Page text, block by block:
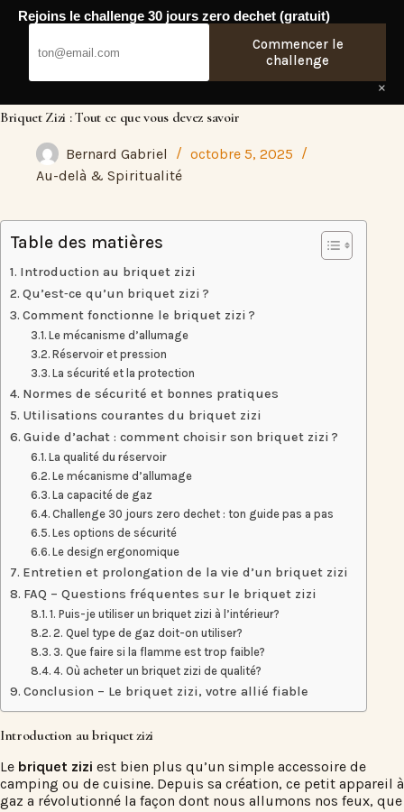
Passer
Briquet Zizi : Tout ce que vous devez savoir
Bernard Gabriel
octobre 5, 2025
Au-delà & Spiritualité
Table des matières
Introduction au briquet zizi
Qu’est‑ce qu’un briquet zizi ?
Comment fonctionne le briquet zizi ?
Le mécanisme d’allumage
Réservoir et pression
La sécurité et la protection
Normes de sécurité et bonnes pratiques
Utilisations courantes du briquet zizi
Guide d’achat : comment choisir son briquet zizi ?
La qualité du réservoir
Le mécanisme d’allumage
La capacité de gaz
Challenge 30 jours zero dechet : ton guide pas a pas
Les options de sécurité
Le design ergonomique
Entretien et prolongation de la vie d’un briquet zizi
FAQ – Questions fréquentes sur le briquet zizi
1. Puis-je utiliser un briquet zizi à l’intérieur?
2. Quel type de gaz doit-on utiliser?
3. Que faire si la flamme est trop faible?
4. Où acheter un briquet zizi de qualité?
Conclusion – Le briquet zizi, votre allié fiable
Introduction au briquet zizi
Le briquet zizi est bien plus qu’un simple accessoire de
camping ou de cuisine. Depuis sa création, ce petit appareil à
gaz a révolutionné la façon dont nous allumons nos feux, que
Rejoins le challenge 30 jours zero dechet (gratuit)
Commencer le
challenge
×